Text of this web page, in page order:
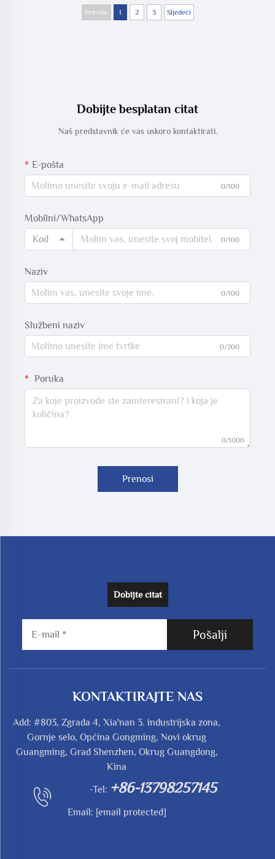
Previše 1 2 3 Sljedeći
Dobijte besplatan citat
Naš predstavnik će vas uskoro kontaktirati.
E-pošta
0/100
Mobilni/WhatsApp
Kod
0/100
Naziv
0/100
Službeni naziv
0/200
Poruka
0/1000
Prenosi
Dobijte citat
Pošalji
KONTAKTIRAJTE NAS
Add: #803, Zgrada 4, Xia'nan 3. industrijska zona,
Gornje selo, Općina Gongming, Novi okrug
Guangming, Grad Shenzhen, Okrug Guangdong,
Kina
-Tel: +86-13798257145
Email: [email protected]